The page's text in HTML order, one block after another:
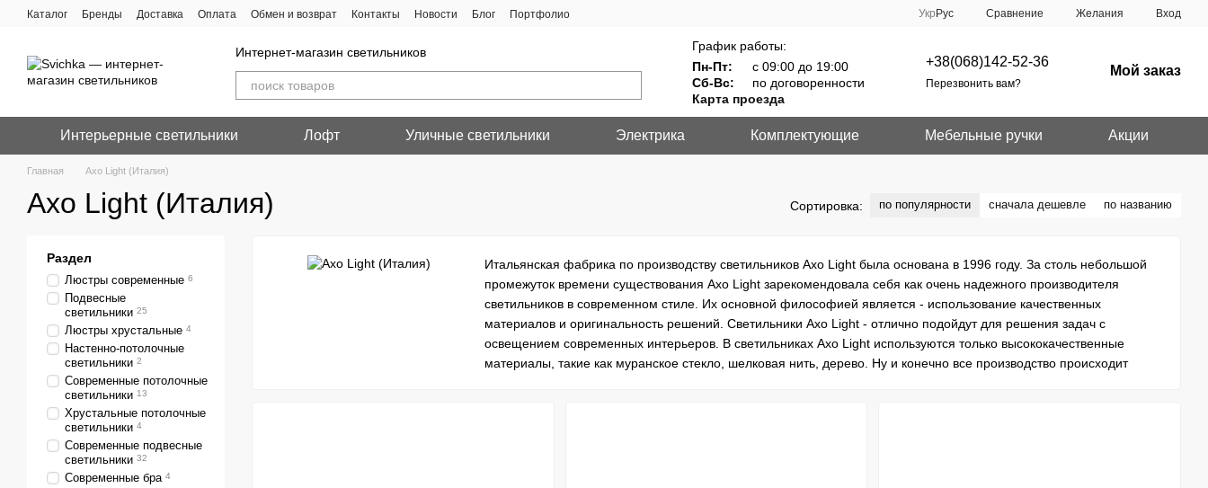
Перейти к основному контенту
Каталог Бренды Доставка Оплата Обмен и возврат Контакты Новости Блог Портфолио Укр Рус Сравнение Желания Вход
Интернет-магазин светильников
График работы:
Пн-Пт:
с 09:00 до 19:00
Сб-Вс:
по договоренности
Карта проезда
+38(068)142-52-36
Перезвонить вам?
Мой заказ
Интерьерные светильники Лофт Уличные светильники Электрика Комплектующие Мебельные ручки Акции
Главная Axo Light (Италия)
Axo Light (Италия) Сортировка: по популярности сначала дешевле по названию
Итальянская фабрика по производству светильников Axo Light была основана в 1996 году. За столь небольшой
промежуток времени существования Axo Light зарекомендовала себя как очень надежного производителя
светильников в современном стиле. Их основной философией является - использование качественных
материалов и оригинальность решений. Светильники Axo Light - отлично подойдут для решения задач с
освещением современных интерьеров. В светильниках Axo Light используются только высококачественные
материалы, такие как муранское стекло, шелковая нить, дерево. Ну и конечно все производство происходит
Раздел
Люстры современные 6
Подвесные
светильники 25
Люстры хрустальные 4
Настенно-потолочные
светильники 2
Современные потолочные
светильники 13
Хрустальные потолочные
светильники 4
Современные подвесные
светильники 32
Современные бра 4